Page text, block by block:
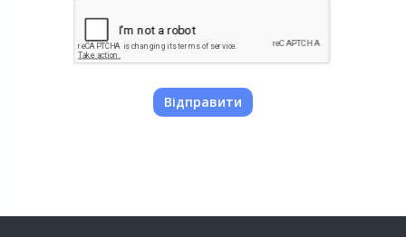
Відправити